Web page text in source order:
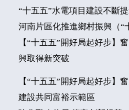
“十五五”水電項目建設不斷
河南片區化推進鄉村振興（“
【“十五五”開好局起好步】
興取得新突破
【“十五五”開好局起好步】
建設共同富裕示範區